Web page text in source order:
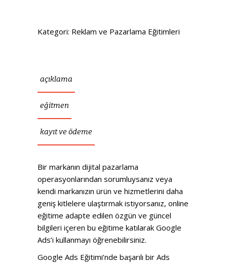
Kategori: Reklam ve Pazarlama Eğitimleri
açıklama
eğitmen
kayıt ve ödeme
Bir markanın dijital pazarlama
operasyonlarından sorumluysanız veya
kendi markanızın ürün ve hizmetlerini daha
geniş kitlelere ulaştırmak istiyorsanız, online
eğitime adapte edilen özgün ve güncel
bilgileri içeren bu eğitime katılarak Google
Ads’i kullanmayı öğrenebilirsiniz.
Google Ads Eğitimi’nde başarılı bir Ads